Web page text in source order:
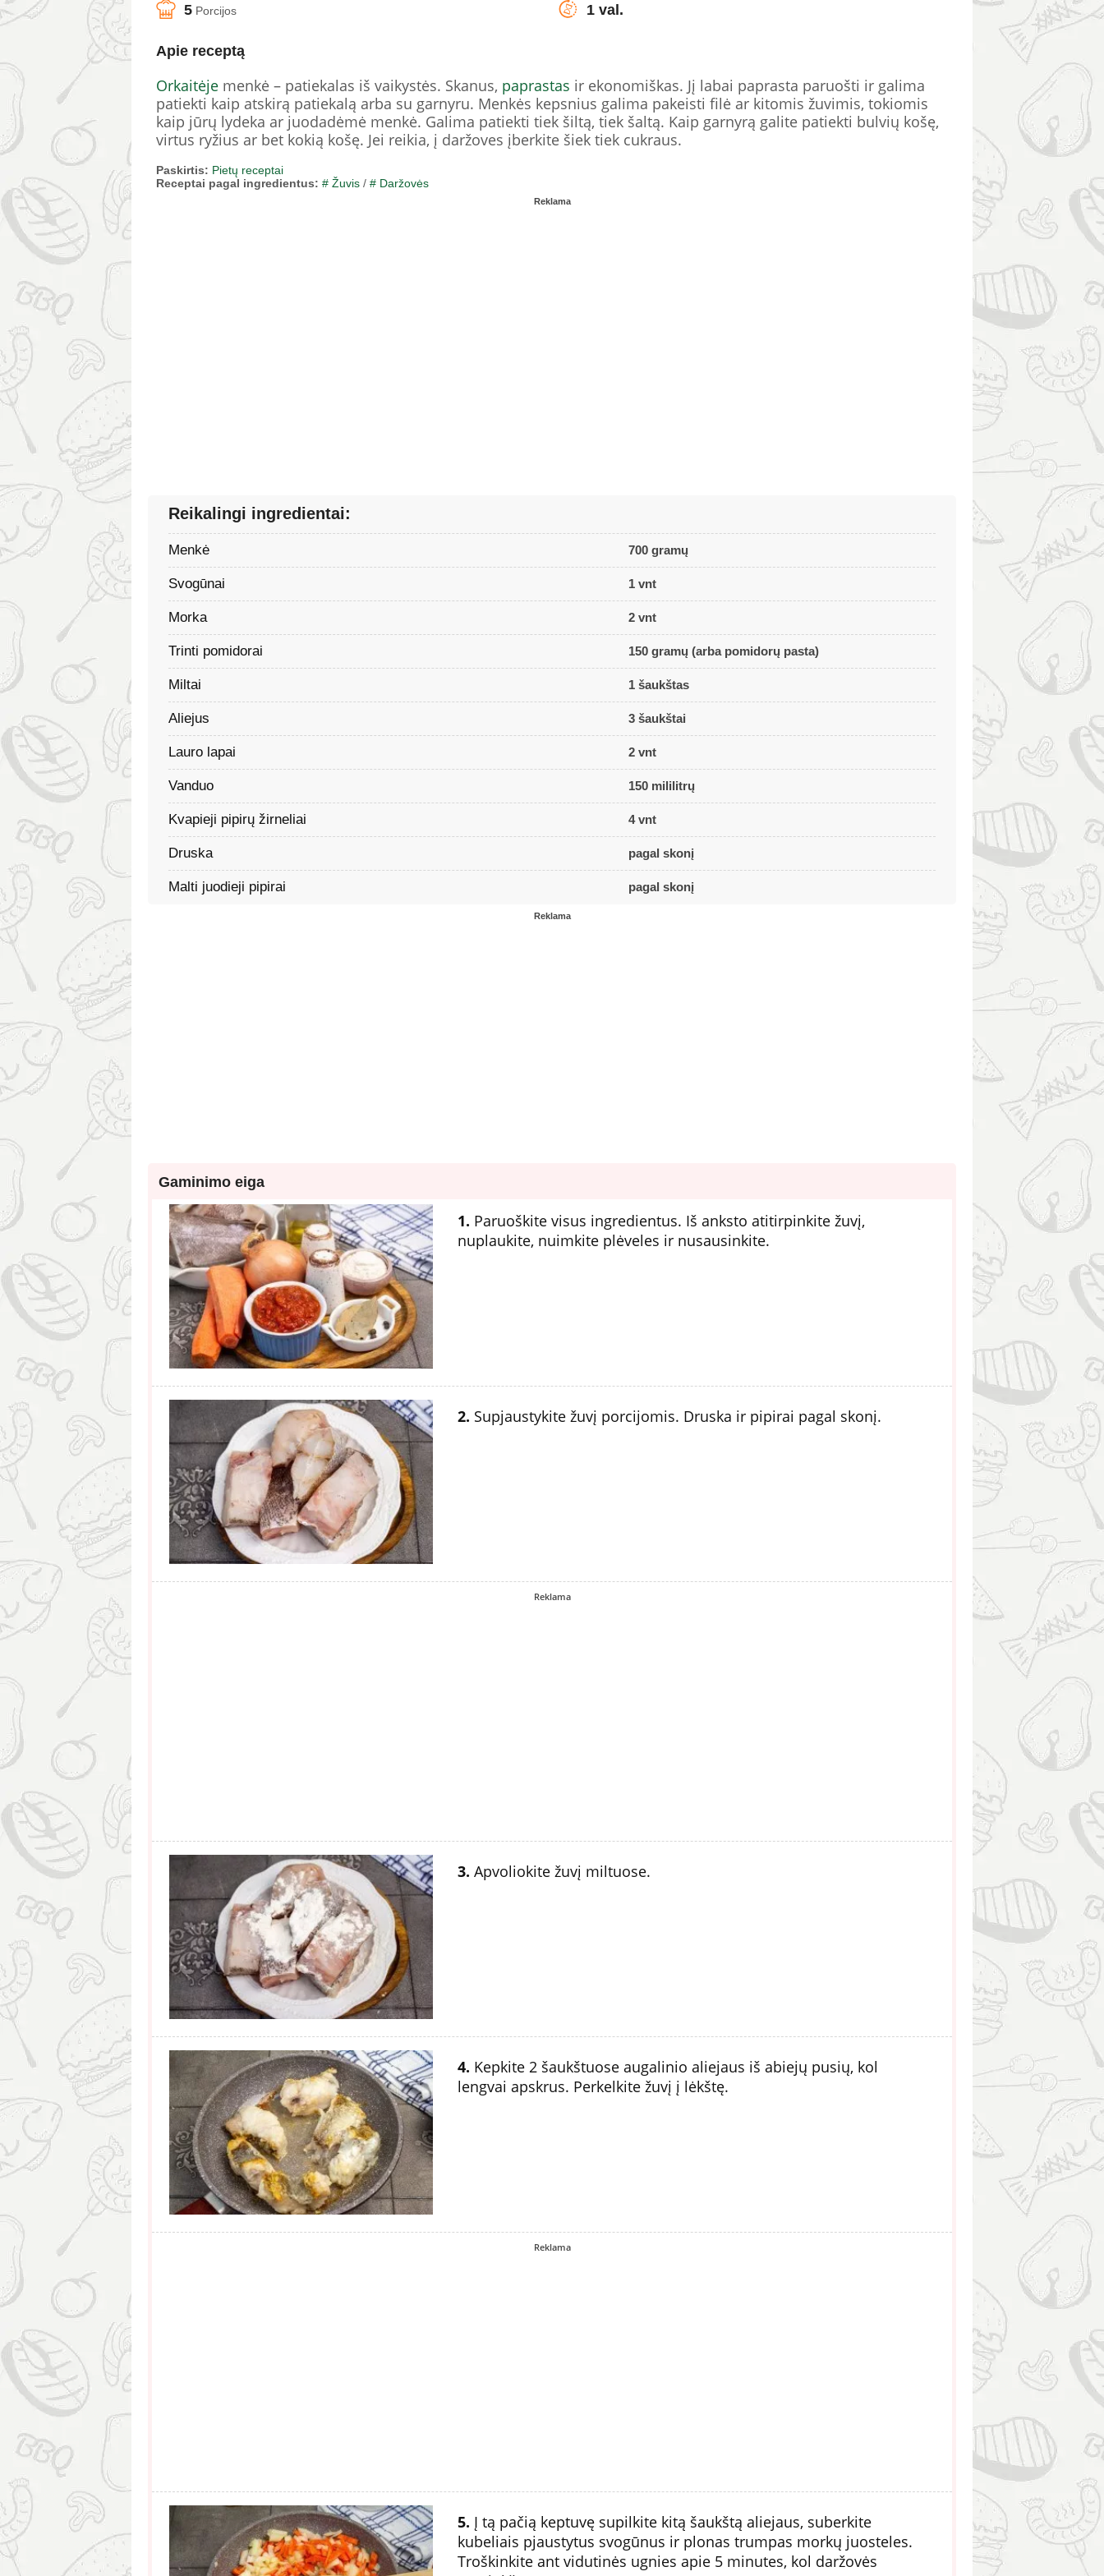
5 Porcijos 1 val.
Apie receptą
Orkaitėje menkė – patiekalas iš vaikystės. Skanus, paprastas ir ekonomiškas. Jį labai paprasta paruošti ir galima
patiekti kaip atskirą patiekalą arba su garnyru. Menkės kepsnius galima pakeisti filė ar kitomis žuvimis, tokiomis
kaip jūrų lydeka ar juodadėmė menkė. Galima patiekti tiek šiltą, tiek šaltą. Kaip garnyrą galite patiekti bulvių košę,
virtus ryžius ar bet kokią košę. Jei reikia, į daržoves įberkite šiek tiek cukraus.
Paskirtis: Pietų receptai
Receptai pagal ingredientus: # Žuvis / # Daržovės
Reklama
Reikalingi ingredientai:
Menkė 700 gramų
Svogūnai 1 vnt
Morka 2 vnt
Trinti pomidorai 150 gramų (arba pomidorų pasta)
Miltai 1 šaukštas
Aliejus 3 šaukštai
Lauro lapai 2 vnt
Vanduo 150 mililitrų
Kvapieji pipirų žirneliai 4 vnt
Druska pagal skonį
Malti juodieji pipirai pagal skonį
Reklama
Gaminimo eiga
1. Paruoškite visus ingredientus. Iš anksto atitirpinkite žuvį,
nuplaukite, nuimkite plėveles ir nusausinkite.
2. Supjaustykite žuvį porcijomis. Druska ir pipirai pagal skonį.
Reklama
3. Apvoliokite žuvį miltuose.
4. Kepkite 2 šaukštuose augalinio aliejaus iš abiejų pusių, kol
lengvai apskrus. Perkelkite žuvį į lėkštę.
Reklama
5. Į tą pačią keptuvę supilkite kitą šaukštą aliejaus, suberkite
kubeliais pjaustytus svogūnus ir plonas trumpas morkų juosteles.
Troškinkite ant vidutinės ugnies apie 5 minutes, kol daržovės